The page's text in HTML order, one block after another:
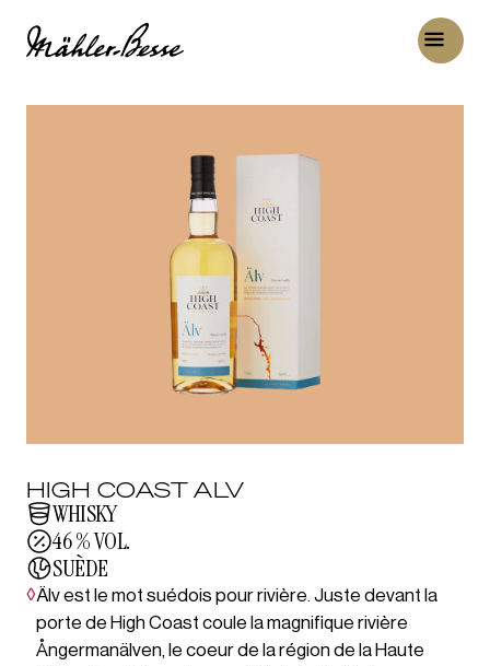
HIGH COAST ALV
WHISKY
46 % VOL.
SUÈDE
◊Älv est le mot suédois pour rivière. Juste devant la
porte de High Coast coule la magnifique rivière
Ångermanälven, le coeur de la région de la Haute